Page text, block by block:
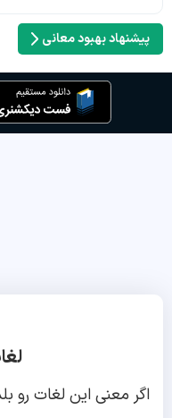
پیشنهاد بهبود معانی
اگر معنی این لغات رو